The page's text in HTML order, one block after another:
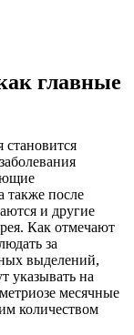
главные
также после
и другие
Как отмечают
за
выделений,
указывать на
месячные
количеством